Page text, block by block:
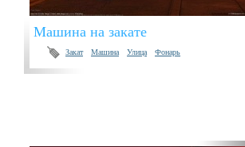
Машина на закате
Закат Машина Улица Фонарь